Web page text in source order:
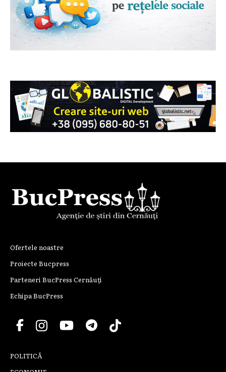
Ofertele noastre
Proiecte Bucpress
Parteneri BucPress Cernăuți
Echipa BucPress
POLITICĂ